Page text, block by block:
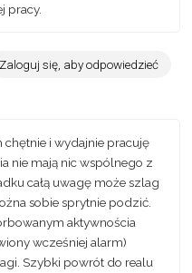
pracy.
Zaloguj się, aby odpowiedzieć
chętnie i wydajnie pracuję
nie mają nic wspólnego z
całą uwagę może szlag
sobie sprytnie podzić.
aktywnościa
wcześniej alarm)
Szybki powrót do realu